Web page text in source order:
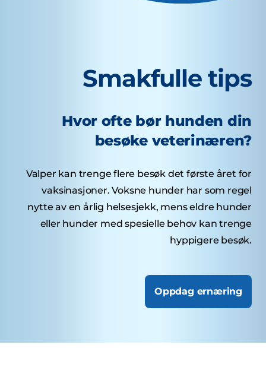
Smakfulle tips
Hvor ofte bør hunden din
besøke veterinæren?
Valper kan trenge flere besøk det første året for
vaksinasjoner. Voksne hunder har som regel
nytte av en årlig helsesjekk, mens eldre hunder
eller hunder med spesielle behov kan trenge
hyppigere besøk.
Oppdag ernæring